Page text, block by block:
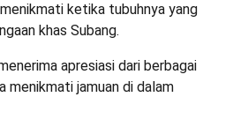
ketika tubuhnya yang
khas Subang.
apresiasi dari berbagai
menikmati jamuan di dalam